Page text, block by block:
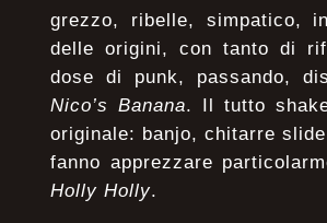
grezzo, ribelle, simpatico,
delle origini, con tanto di
dose di punk, passando,
Nico’s Banana. Il tutto
originale: banjo, chitarre
fanno apprezzare
Holly Holly.